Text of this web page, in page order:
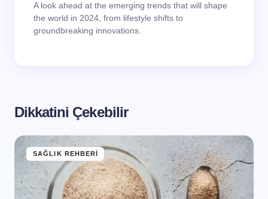
A look ahead at the emerging trends that will shape
the world in 2024, from lifestyle shifts to
groundbreaking innovations.
Dikkatini Çekebilir
SAĞLIK REHBERI